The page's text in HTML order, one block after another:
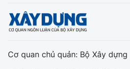
Cơ quan chủ quản: Bộ Xây dựng